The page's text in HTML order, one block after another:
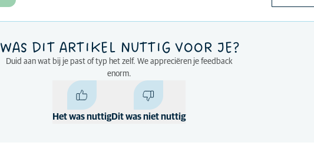
WAS DIT ARTIKEL NUTTIG VOOR JE?
Duid aan wat bij je past of typ het zelf. We appreciëren je feedback
enorm.
Het was nuttigDit was niet nuttig